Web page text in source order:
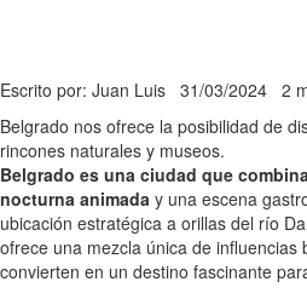
Escrito por: Juan Luis 31/03/2024 2
Belgrado nos ofrece la posibilidad de
rincones naturales y museos.
Belgrado es una ciudad que
nocturna animada y una escena
ubicación estratégica a orillas del río
ofrece una mezcla única de influencias
convierten en un destino fascinante